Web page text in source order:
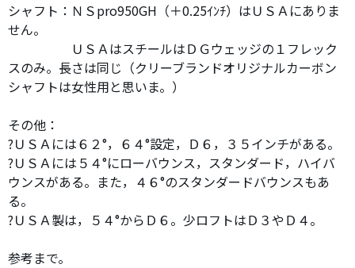
シャフト：ＮＳpro950GH（＋0.25ｲﾝﾁ）はＵＳＡにありま
せん。
ＵＳＡはスチールはＤＧウェッジの１フレック
スのみ。長さは同じ（クリーブランドオリジナルカーボン
シャフトは女性用と思いま。）
その他：
?ＵＳＡには６２°，６４°設定，Ｄ６，３５インチがある。
?ＵＳＡには５４°にローバウンス，スタンダード，ハイバ
ウンスがある。また，４６°のスタンダードバウンスもあ
る。
?ＵＳＡ製は，５４°からＤ６。少ロフトはＤ３やＤ４。
参考まで。